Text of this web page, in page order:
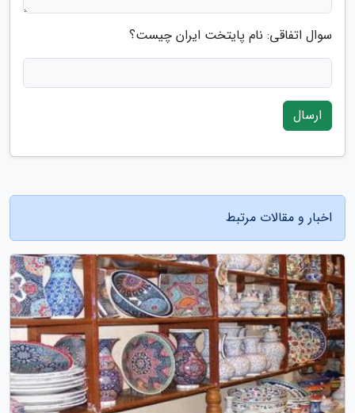
سوال اتفاقی: نام پایتخت ایران چیست؟
ارسال
اخبار و مقالات مرتبط